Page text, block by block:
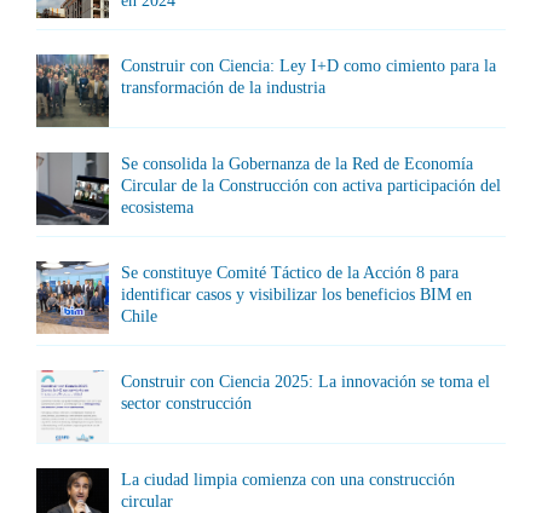
Construir con Ciencia: Ley I+D como cimiento para la
transformación de la industria
Se consolida la Gobernanza de la Red de Economía
Circular de la Construcción con activa participación del
ecosistema
Se constituye Comité Táctico de la Acción 8 para
identificar casos y visibilizar los beneficios BIM en
Chile
Construir con Ciencia 2025: La innovación se toma el
sector construcción
La ciudad limpia comienza con una construcción
circular